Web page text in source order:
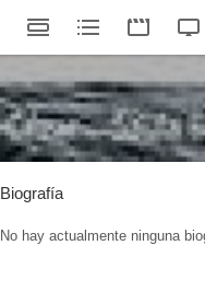
Biografía
No hay actualmente ninguna